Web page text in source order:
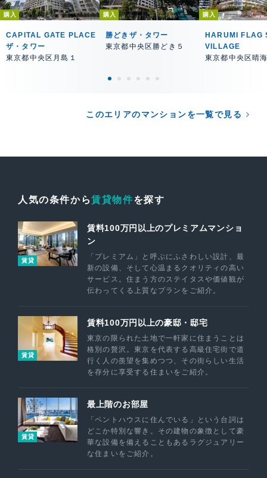
購入
CAPITAL GATE PLACE
ザ・タワー
東京都中央区月島１
購入
勝どきザ・タワー
東京都中央区勝どき５
購入
HARUMI FLAG
VILLAGE
東京都中央区晴
このエリアのマンションを一覧で見る
人気の条件から賃貸物件を探す
賃貸
賃料100万円以上のプレミアムマンショ
ン
「プレミアム」と呼ぶにふさわしい設計、最
新の設備、そして心温まるクオリティの高い
サービス。住まう方のステイタスや価値観が
伝わってくる上質なプランをご紹介。
賃貸
賃料100万円以上の豪邸・邸宅
東京の限られた土地で一軒家に住まうことは
格別の贅沢。東京を代表する高級住宅街で道
行く人の羨望を集めつつ、その街らしい生活
を存分に享受する住まいをご紹介。
賃貸
最上階のお部屋
「ペントハウスに住んでいる」という台詞は
どこか特別な響き。その建物の象徴として豪
華な設備を備えることもあるラグジュアリー
な住まいをご紹介。